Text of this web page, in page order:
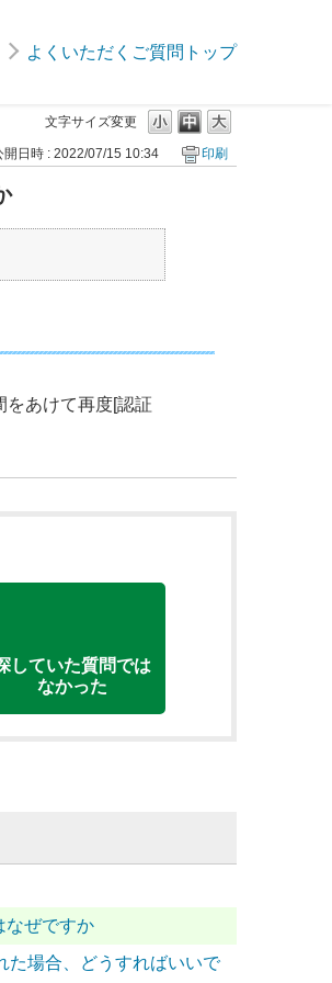
よくいただくご質問トップ
文字サイズ変更
開日時 : 2022/07/15 10:34 印刷
をあけて再度[認証
していた質問では
なかった
なぜですか
た場合、どうすればいいで